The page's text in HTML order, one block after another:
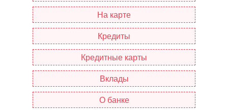
На карте
Кредиты
Кредитные карты
Вклады
О банке